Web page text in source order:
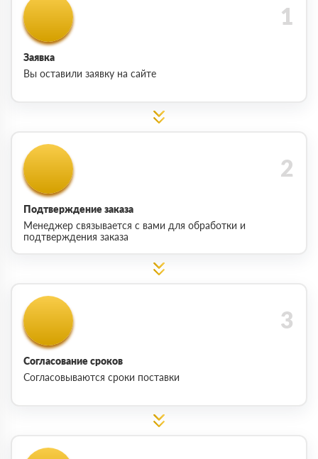
Заявка
Вы оставили заявку на сайте
Подтверждение заказа
Менеджер связывается с вами для обработки и
подтверждения заказа
Согласование сроков
Согласовываются сроки поставки